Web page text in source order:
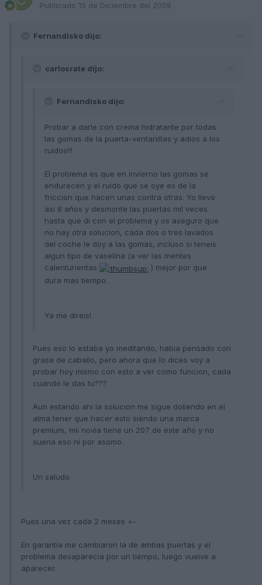
Publicado 15 de Diciembre del 2009
Fernandisko dijo:
carlosrate dijo:
Fernandisko dijo:
Probar a darle con crema hidratante por todas
las gomas de la puerta-ventanillas y adios a los
ruidos!!!
El problema es que en invierno las gomas se
endurecen y el ruido que se oye es de la
friccion que hacen unas contra otras. Yo llevo
asi 6 años y desmonte las puertas mil veces
hasta que di con el problema y os aseguro que
no hay otra solucion, cada dos o tres lavados
del coche le doy a las gomas, incluso si teneis
algun tipo de vaselina (a ver las mentes
calenturientas
) mejor por que
dura mas tiempo.
Ya me direis!
Pues eso lo estaba yo meditando, habia pensado con
grasa de caballo, pero ahora que lo dices voy a
probar hoy mismo con esto a ver como funcion, cada
cuando le das tu???
Aun estando ahi la solucion me sigue doliendo en el
alma tener que hacer esto siendo una marca
premium, mii novia tiene un 207 de este año y no
suena eso ni por asomo.
Un saludo
Pues una vez cada 2 meses +-
En garantia me cambiaron la de ambas puertas y el
problema desaparecia por un tiempo, luego vuelve a
aparecer.